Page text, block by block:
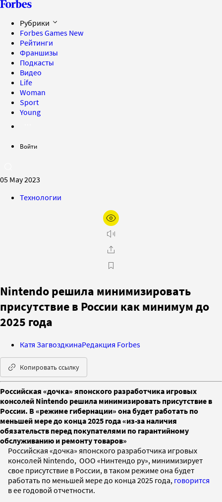
Рубрики
Forbes Games New
Рейтинги
Франшизы
Подкасты
Видео
Life
Woman
Sport
Young
Войти
05 May 2023
Технологии
Nintendo решила минимизировать
присутствие в России как минимум до
2025 года
Катя ЗагвоздкинаРедакция Forbes
Копировать ссылку
Российская «дочка» японского разработчика игровых
консолей Nintendo решила минимизировать присутствие в
России. В «режиме гибернации» она будет работать по
меньшей мере до конца 2025 года «из-за наличия
обязательств перед покупателями по гарантийному
обслуживанию и ремонту товаров»
Российская «дочка» японского разработчика игровых
консолей Nintendo, ООО «Нинтендо ру», минимизирует
свое присутствие в России, в таком режиме она будет
работать по меньшей мере до конца 2025 года, говорится
в ее годовой отчетности.